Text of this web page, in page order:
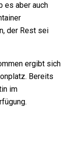
es aber auch
der Rest sei
ergibt sich
Bereits
im